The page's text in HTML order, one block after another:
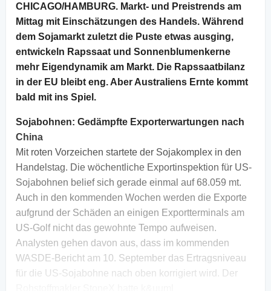
CHICAGO/HAMBURG. Markt- und Preistrends am
Mittag mit Einschätzungen des Handels. Während
dem Sojamarkt zuletzt die Puste etwas ausging,
entwickeln Rapssaat und Sonnenblumenkerne
mehr Eigendynamik am Markt. Die Rapssaatbilanz
in der EU bleibt eng. Aber Australiens Ernte kommt
bald mit ins Spiel.
Sojabohnen: Gedämpfte Exporterwartungen nach
China
Mit roten Vorzeichen startete der Sojakomplex in den
Handelstag. Die wöchentliche Exportinspektion für US-
Sojabohnen belief sich gerade einmal auf 68.059 mt.
Auch in den kommenden Wochen werden die Exporte
aufgrund der Schäden an einigen Exportterminals am
US-Golf nicht das gewohnte Tempo aufweisen.
Analysten gehen davon aus, dass im kommenden
WASDE-Bericht am 10. September das Ertragsniveau
für die US-Sojabohne nach oben korrigiert wird. Der